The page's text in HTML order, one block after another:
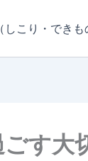
こり・できも
す大